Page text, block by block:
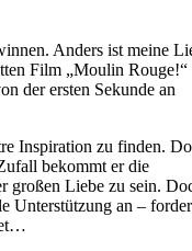
Anders ist meine
Film „Moulin Rouge!“
der ersten Sekunde an
Inspiration zu finden.
bekommt er die
großen Liebe zu sein.
Unterstützung an –